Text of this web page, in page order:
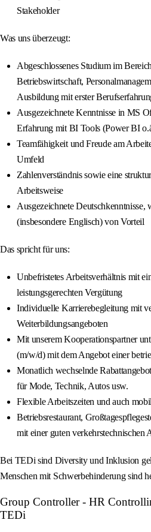
Stakeholder
Was uns überzeugt:
Abgeschlossenes Studium im
Betriebswirtschaft,
Ausbildung mit erster
Ausgezeichnete Kenntnisse in MS
Erfahrung mit BI Tools (Power BI
Teamfähigkeit und Freude am
Umfeld
Zahlenverständnis sowie eine
Arbeitsweise
Ausgezeichnete Deutschkenntnisse,
(insbesondere Englisch) von Vorteil
Das spricht für uns:
Unbefristetes Arbeitsverhältnis mit
leistungsgerechten Vergütung
Individuelle Karrierebegleitung mit
Weiterbildungsangeboten
Mit unserem Kooperationspartner
(m/w/d) mit dem Angebot einer
Monatlich wechselnde
für Mode, Technik, Autos usw.
Flexible Arbeitszeiten und auch
Betriebsrestaurant,
mit einer guten verkehrstechnischen
Bei TEDi sind Diversity und Inklusion
Menschen mit Schwerbehinderung sind
Group Controller - HR
TEDi